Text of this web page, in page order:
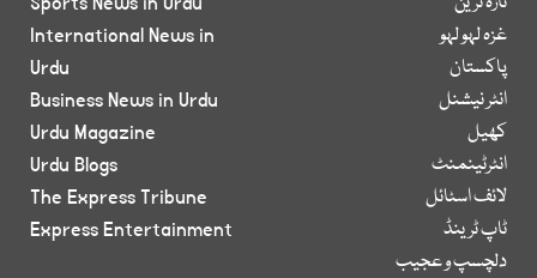
غزہ لہو لہو
پاکستان
انٹر نیشنل
کھیل
انٹرٹینمنٹ
لائف اسٹائل
ٹاپ ٹرینڈ
دلچسپ و عجیب
International News in
Urdu
Business News in Urdu
Urdu Magazine
Urdu Blogs
The Express Tribune
Express Entertainment